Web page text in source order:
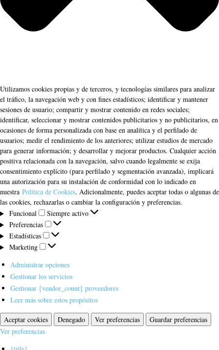
Utilizamos cookies propias y de terceros, y tecnologías similares para analizar
el tráfico, la navegación web y con fines estadísticos; identificar y mantener
sesiones de usuario; compartir y mostrar contenido en redes sociales;
identificar, seleccionar y mostrar contenidos publicitarios y no publicitarios, en
ocasiones de forma personalizada con base en analítica y el perfilado de
usuarios; medir el rendimiento de los anteriores; utilizar estudios de mercado
para generar información; y desarrollar y mejorar productos. Cualquier acción
positiva relacionada con la navegación, salvo cuando legalmente se exija
consentimiento explícito (para perfilado y segmentación avanzada), implicará
una autorización para su instalación de conformidad con lo indicado en
nuestra Política de Cookies. Adicionalmente, puedes aceptar todas o algunas de
las cookies, rechazarlas o cambiar la configuración y preferencias.
Funcional
Funcional
Siempre activo
Preferencias
Preferencias
Estadísticas
Estadísticas
Marketing
Marketing
Administrar opciones
Gestionar los servicios
Gestionar {vendor_count} proveedores
Leer más sobre estos propósitos
Aceptar cookies Denegado Ver preferencias
Guardar preferencias
Ver preferencias